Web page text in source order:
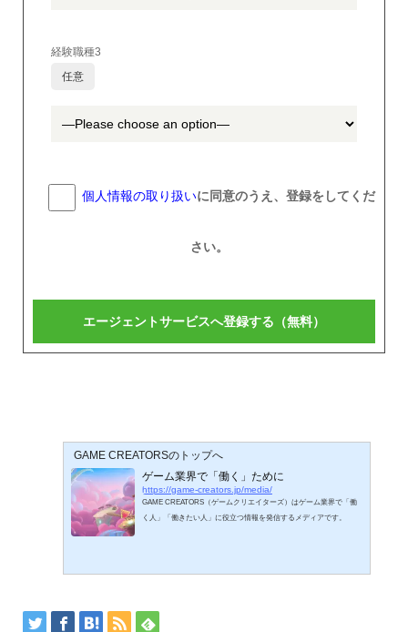
経験職種3
任意
個人情報の取り扱いに同意のうえ、登録をしてくだ
さい。
GAME CREATORSのトップへ
ゲーム業界で「働く」ために
https://game-creators.jp/media/
GAME CREATORS（ゲームクリエイターズ）はゲーム業界で「働
く人」「働きたい人」に役立つ情報を発信するメディアです。